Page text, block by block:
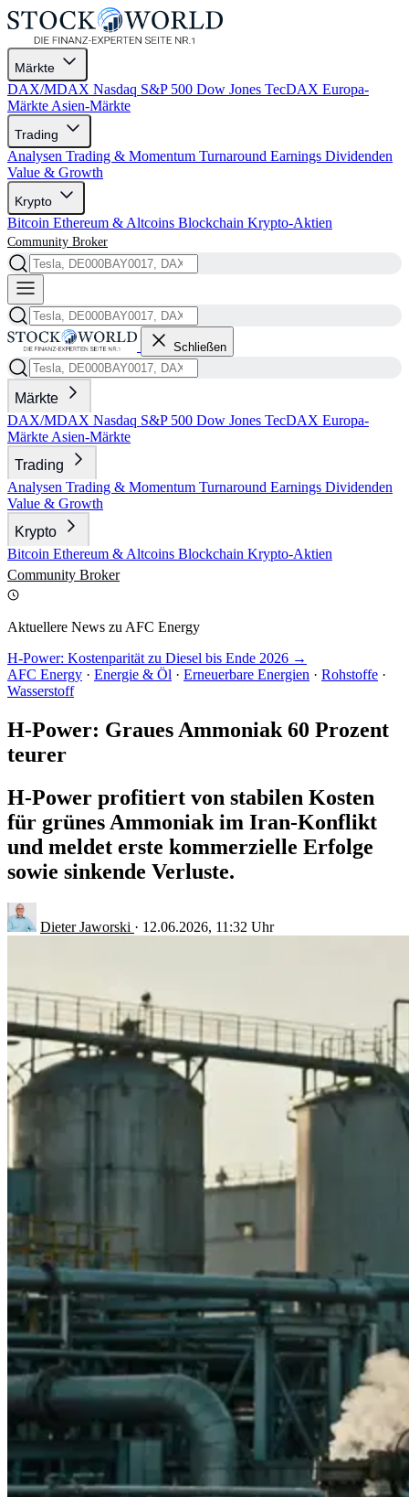
Märkte
DAX/MDAX Nasdaq S&P 500 Dow Jones TecDAX Europa-
Märkte Asien-Märkte
Trading
Analysen Trading & Momentum Turnaround Earnings Dividenden
Value & Growth
Krypto
Bitcoin Ethereum & Altcoins Blockchain Krypto-Aktien
Community Broker
Schließen
Märkte
DAX/MDAX Nasdaq S&P 500 Dow Jones TecDAX Europa-
Märkte Asien-Märkte
Trading
Analysen Trading & Momentum Turnaround Earnings Dividenden
Value & Growth
Krypto
Bitcoin Ethereum & Altcoins Blockchain Krypto-Aktien
Community Broker
Aktuellere News zu AFC Energy
H-Power: Kostenparität zu Diesel bis Ende 2026 →
AFC Energy · Energie & Öl · Erneuerbare Energien · Rohstoffe ·
Wasserstoff
H-Power: Graues Ammoniak 60 Prozent
teurer
H-Power profitiert von stabilen Kosten
für grünes Ammoniak im Iran-Konflikt
und meldet erste kommerzielle Erfolge
sowie sinkende Verluste.
Dieter Jaworski · 12.06.2026, 11:32 Uhr